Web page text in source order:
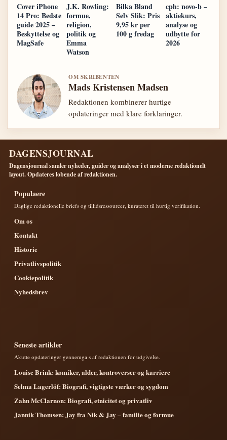
Cover iPhone
14 Pro: Bedste
guide 2025 –
Beskyttelse og
MagSafe
J.K. Rowling:
formue,
religion,
politik og
Emma
Watson
Bilka Bland
Selv Slik: Pris
9,95 kr per
100 g fredag
cph: novo-b –
aktiekurs,
analyse og
udbytte for
2026
OM SKRIBENTEN
Mads Kristensen Madsen
Redaktionen kombinerer hurtige
opdateringer med klare forklaringer.
DAGENSJOURNAL
Dagensjournal samler nyheder, guider og analyser i et moderne redaktionelt
layout. Opdateres lobende af redaktionen.
Populaere
Daglige redaktionelle briefs og tillidsressourcer, kurateret til hurtig verifikation.
Om os
Kontakt
Historie
Privatlivspolitik
Cookiepolitik
Nyhedsbrev
Seneste artikler
Akutte opdateringer gennemga s af redaktionen for udgivelse.
Louise Brink: komiker, alder, kontroverser og karriere
Selma Lagerlöf: Biografi, vigtigste værker og sygdom
Zahn McClarnon: Biografi, etnicitet og privatliv
Jannik Thomsen: Jay fra Nik & Jay – familie og formue